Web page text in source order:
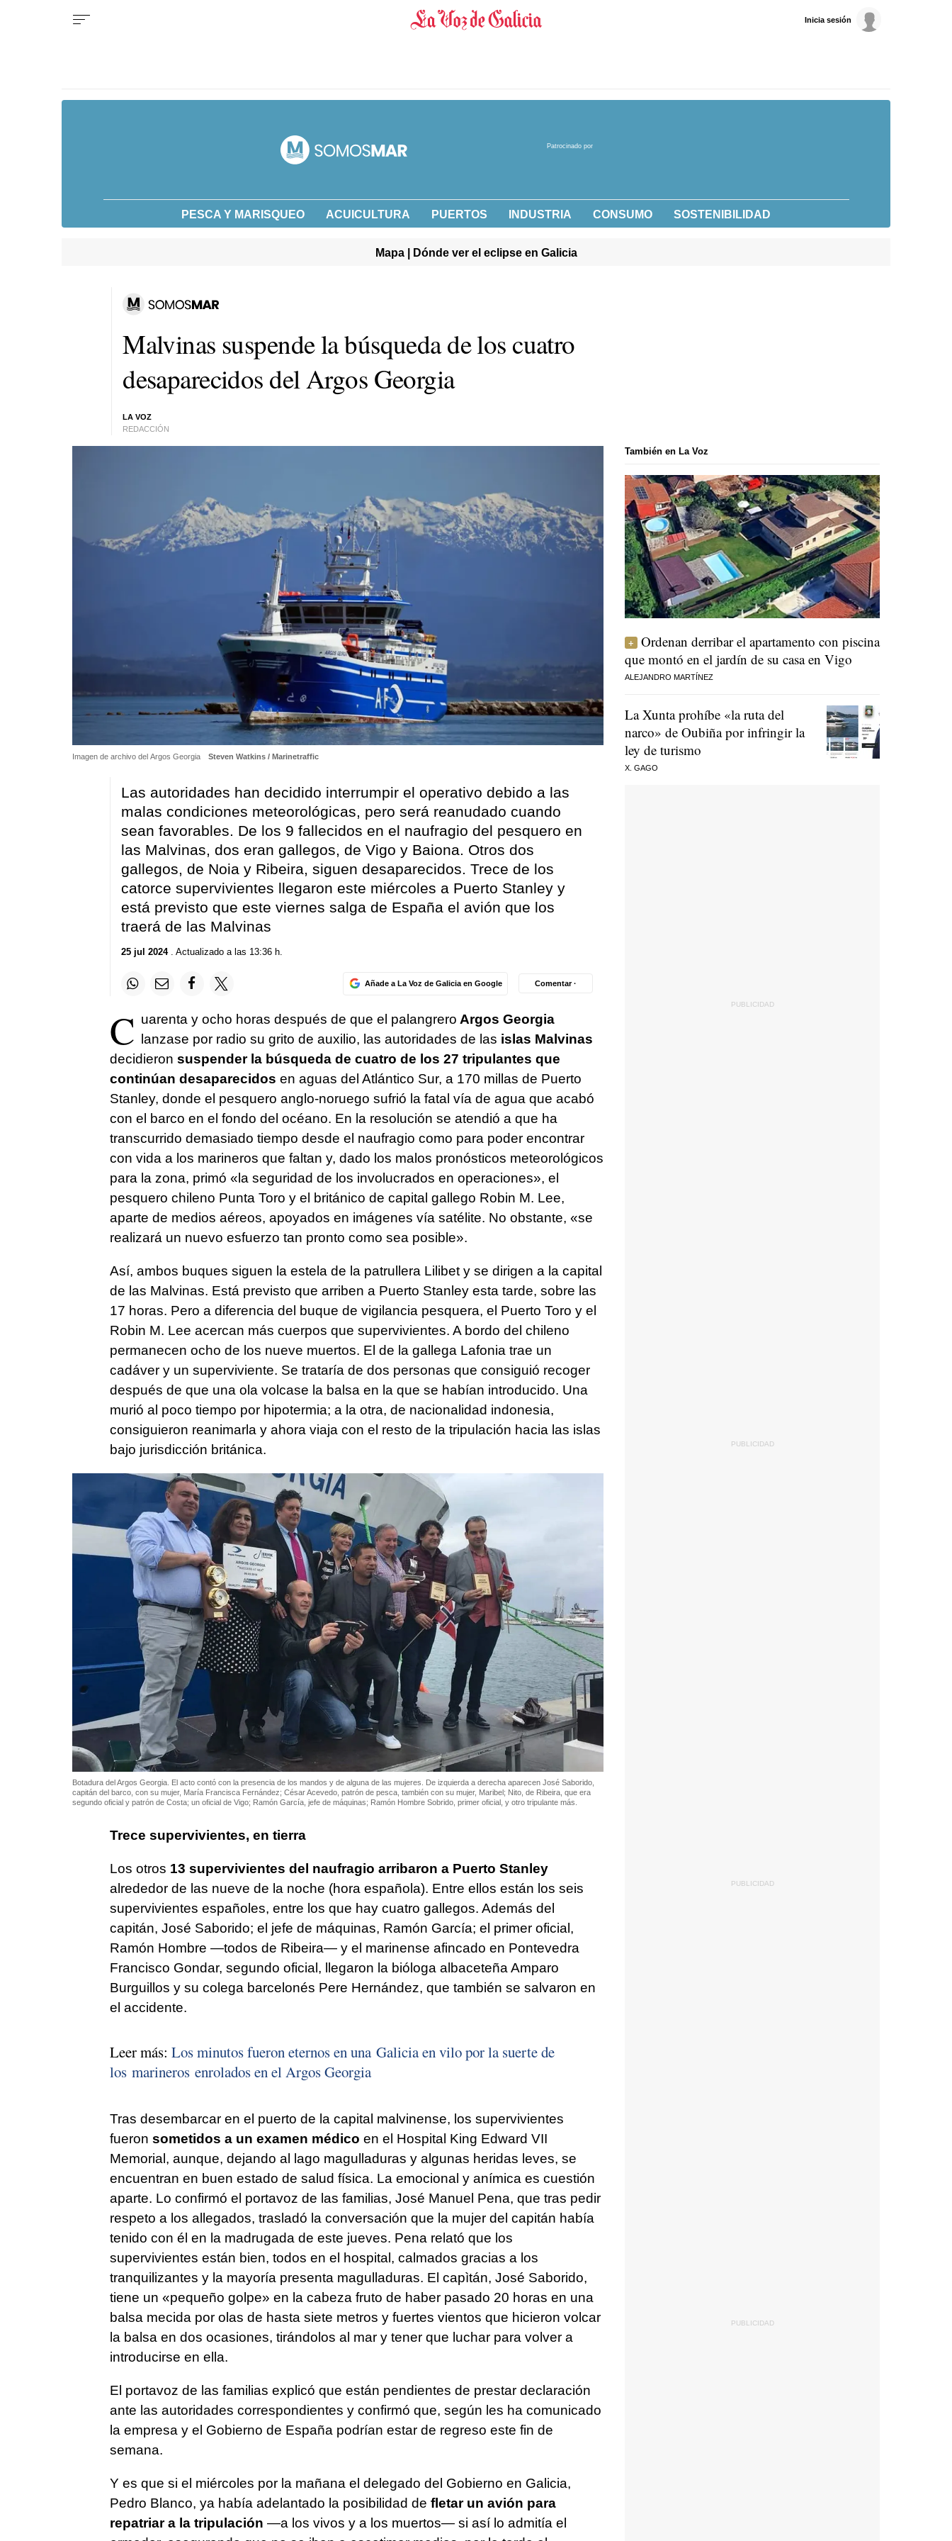
Inicia sesión
Patrocinado por
PESCA Y MARISQUEO ACUICULTURA PUERTOS INDUSTRIA CONSUMO SOSTENIBILIDAD
Mapa | Dónde ver el eclipse en Galicia
Malvinas suspende la búsqueda de los cuatro
desaparecidos del Argos Georgia
LA VOZ
REDACCIÓN
Imagen de archivo del Argos Georgia Steven Watkins / Marinetraffic
Las autoridades han decidido interrumpir el operativo debido a las
malas condiciones meteorológicas, pero será reanudado cuando
sean favorables. De los 9 fallecidos en el naufragio del pesquero en
las Malvinas, dos eran gallegos, de Vigo y Baiona. Otros dos
gallegos, de Noia y Ribeira, siguen desaparecidos. Trece de los
catorce supervivientes llegaron este miércoles a Puerto Stanley y
está previsto que este viernes salga de España el avión que los
traerá de las Malvinas
25 jul 2024. Actualizado a las 13:36 h.
Añade a La Voz de Galicia en Google Comentar ·
C uarenta y ocho horas después de que el palangrero Argos Georgia
lanzase por radio su grito de auxilio, las autoridades de las islas Malvinas
decidieron suspender la búsqueda de cuatro de los 27 tripulantes que
continúan desaparecidos en aguas del Atlántico Sur, a 170 millas de Puerto
Stanley, donde el pesquero anglo-noruego sufrió la fatal vía de agua que acabó
con el barco en el fondo del océano. En la resolución se atendió a que ha
transcurrido demasiado tiempo desde el naufragio como para poder encontrar
con vida a los marineros que faltan y, dado los malos pronósticos meteorológicos
para la zona, primó «la seguridad de los involucrados en operaciones», el
pesquero chileno Punta Toro y el británico de capital gallego Robin M. Lee,
aparte de medios aéreos, apoyados en imágenes vía satélite. No obstante, «se
realizará un nuevo esfuerzo tan pronto como sea posible».
Así, ambos buques siguen la estela de la patrullera Lilibet y se dirigen a la capital
de las Malvinas. Está previsto que arriben a Puerto Stanley esta tarde, sobre las
17 horas. Pero a diferencia del buque de vigilancia pesquera, el Puerto Toro y el
Robin M. Lee acercan más cuerpos que supervivientes. A bordo del chileno
permanecen ocho de los nueve muertos. El de la gallega Lafonia trae un
cadáver y un superviviente. Se trataría de dos personas que consiguió recoger
después de que una ola volcase la balsa en la que se habían introducido. Una
murió al poco tiempo por hipotermia; a la otra, de nacionalidad indonesia,
consiguieron reanimarla y ahora viaja con el resto de la tripulación hacia las islas
bajo jurisdicción británica.
Botadura del Argos Georgia. El acto contó con la presencia de los mandos y de alguna de las mujeres. De izquierda a derecha aparecen José Saborido,
capitán del barco, con su mujer, María Francisca Fernández; César Acevedo, patrón de pesca, también con su mujer, Maribel; Nito, de Ribeira, que era
segundo oficial y patrón de Costa; un oficial de Vigo; Ramón García, jefe de máquinas; Ramón Hombre Sobrido, primer oficial, y otro tripulante más.
Trece supervivientes, en tierra
Los otros 13 supervivientes del naufragio arribaron a Puerto Stanley
alrededor de las nueve de la noche (hora española). Entre ellos están los seis
supervivientes españoles, entre los que hay cuatro gallegos. Además del
capitán, José Saborido; el jefe de máquinas, Ramón García; el primer oficial,
Ramón Hombre —todos de Ribeira— y el marinense afincado en Pontevedra
Francisco Gondar, segundo oficial, llegaron la bióloga albaceteña Amparo
Burguillos y su colega barcelonés Pere Hernández, que también se salvaron en
el accidente.
Leer más: Los minutos fueron eternos en una Galicia en vilo por la suerte de
los marineros enrolados en el Argos Georgia
Tras desembarcar en el puerto de la capital malvinense, los supervivientes
fueron sometidos a un examen médico en el Hospital King Edward VII
Memorial, aunque, dejando al lago magulladuras y algunas heridas leves, se
encuentran en buen estado de salud física. La emocional y anímica es cuestión
aparte. Lo confirmó el portavoz de las familias, José Manuel Pena, que tras pedir
respeto a los allegados, trasladó la conversación que la mujer del capitán había
tenido con él en la madrugada de este jueves. Pena relató que los
supervivientes están bien, todos en el hospital, calmados gracias a los
tranquilizantes y la mayoría presenta magulladuras. El capìtán, José Saborido,
tiene un «pequeño golpe» en la cabeza fruto de haber pasado 20 horas en una
balsa mecida por olas de hasta siete metros y fuertes vientos que hicieron volcar
la balsa en dos ocasiones, tirándolos al mar y tener que luchar para volver a
introducirse en ella.
El portavoz de las familias explicó que están pendientes de prestar declaración
ante las autoridades correspondientes y confirmó que, según les ha comunicado
la empresa y el Gobierno de España podrían estar de regreso este fin de
semana.
Y es que si el miércoles por la mañana el delegado del Gobierno en Galicia,
Pedro Blanco, ya había adelantado la posibilidad de fletar un avión para
repatriar a la tripulación —a los vivos y a los muertos— si así lo admitía el
También en La Voz
Ordenan derribar el apartamento con piscina
que montó en el jardín de su casa en Vigo
ALEJANDRO MARTÍNEZ
La Xunta prohíbe «la ruta del
narco» de Oubiña por infringir la
ley de turismo
X. GAGO